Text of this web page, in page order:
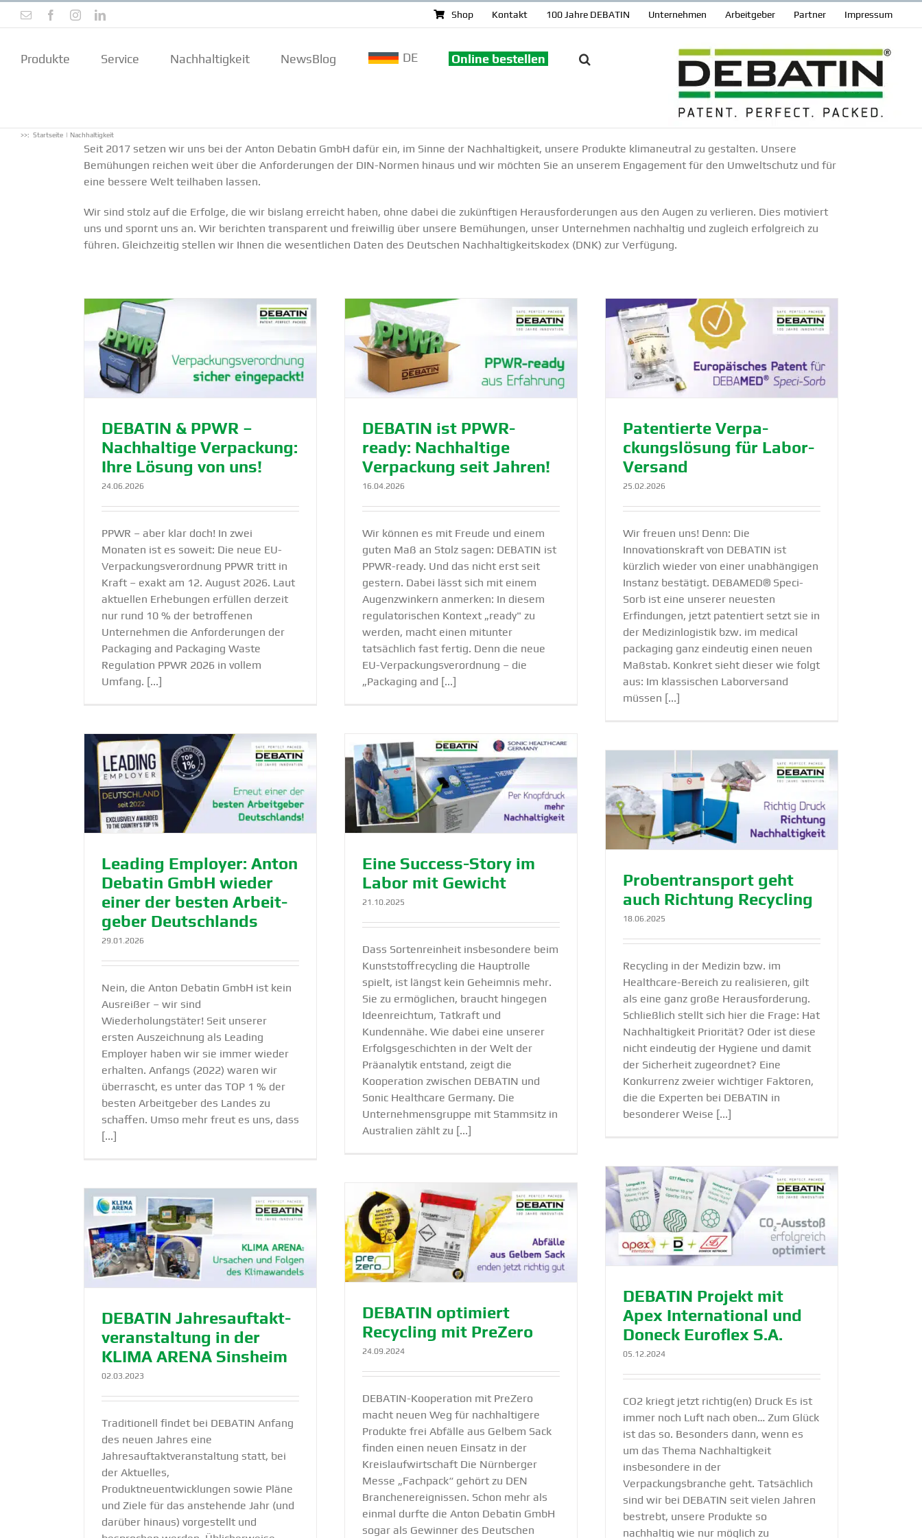
Inhalt
E-
Mail
FacebookInstagramLinkedIn Shop Kontakt 100 Jahre DEBATIN Unter­nehmen Arbeit­geber Partner Impressum
Produkte Service Nachhal­tigkeit NewsBlog DE Online bestellen
>>: Startseite Nachhaltigkeit
Seit 2017 setzen wir uns bei der Anton Debatin GmbH dafür ein, im Sinne der Nachhal­tigkeit, unsere Produkte klima­neutral zu gestalten. Unsere
Bemühungen reichen weit über die Anfor­de­rungen der DIN-Normen hinaus und wir möchten Sie an unserem Engagement für den Umwelt­schutz und für
eine bessere Welt teilhaben lassen.
Wir sind stolz auf die Erfolge, die wir bislang erreicht haben, ohne dabei die zukünf­tigen Heraus­for­de­rungen aus den Augen zu verlieren. Dies motiviert
uns und spornt uns an. Wir berichten trans­parent und freiwillig über unsere Bemühungen, unser Unter­nehmen nachhaltig und zugleich erfolg­reich zu
führen. Gleich­zeitig stellen wir Ihnen die wesent­lichen Daten des Deutschen Nachhal­tig­keits­kodex (DNK) zur Verfügung.
DEBATIN & PPWR –
Nachhaltige Verpa­ckung:
Ihre Lösung von uns!
24.06.2026
PPWR – aber klar doch! In zwei
Monaten ist es soweit: Die neue EU-
Verpackungsverordnung PPWR tritt in
Kraft – exakt am 12. August 2026. Laut
aktuellen Erhebungen erfüllen derzeit
nur rund 10 % der betroffenen
Unternehmen die Anforderungen der
Packaging and Packaging Waste
Regulation PPWR 2026 in vollem
Umfang. [...]
DEBATIN ist PPWR-ready: Nachhaltige
Verpa­ckung seit Jahren!
Lösung Nachhaltigkeit Produkte
DEBATIN ist PPWR-
ready: Nachhaltige
Verpa­ckung seit Jahren!
16.04.2026
Wir können es mit Freude und einem
guten Maß an Stolz sagen: DEBATIN ist
PPWR-ready. Und das nicht erst seit
gestern. Dabei lässt sich mit einem
Augenzwinkern anmerken: In diesem
regulatorischen Kontext „ready" zu
werden, macht einen mitunter
tatsächlich fast fertig. Denn die neue
EU-Verpackungsverordnung – die
„Packaging and [...]
Paten­tierte Verpa­ckungs­lösung für
Labor-Versand
Lösung Nachhaltigkeit Produkte
Paten­tierte Verpa­
ckungs­lösung für Labor-
Versand
25.02.2026
Wir freuen uns! Denn: Die
Innovationskraft von DEBATIN ist
kürzlich wieder von einer unabhängigen
Instanz bestätigt. DEBAMED® Speci-
Sorb ist eine unserer neuesten
Erfindungen, jetzt patentiert setzt sie in
der Medizinlogistik bzw. im medical
packaging ganz eindeutig einen neuen
Maßstab. Konkret sieht dieser wie folgt
aus: Im klassischen Laborversand
müssen [...]
Leading Employer: Anton
Debatin GmbH wieder
einer der besten Arbeit­
geber Deutsch­lands
29.01.2026
Nein, die Anton Debatin GmbH ist kein
Ausreißer – wir sind
Wiederholungstäter! Seit unserer
ersten Auszeichnung als Leading
Employer haben wir sie immer wieder
erhalten. Anfangs (2022) waren wir
überrascht, es unter das TOP 1 % der
besten Arbeitgeber des Landes zu
schaffen. Umso mehr freut es uns, dass
[...]
Eine Success-Story im Labor mit
Gewicht
Lösung Nachhaltigkeit Produkte
Eine Success-Story im
Labor mit Gewicht
21.10.2025
Dass Sortenreinheit insbesondere beim
Kunststoffrecycling die Hauptrolle
spielt, ist längst kein Geheimnis mehr.
Sie zu ermöglichen, braucht hingegen
Ideenreichtum, Tatkraft und
Kundennähe. Wie dabei eine unserer
Erfolgsgeschichten in der Welt der
Präanalytik entstand, zeigt die
Kooperation zwischen DEBATIN und
Sonic Healthcare Germany. Die
Unternehmensgruppe mit Stammsitz in
Australien zählt zu [...]
Proben­transport geht auch Richtung
Recycling
Lösung Nachhaltigkeit Produkte
Proben­transport geht
auch Richtung Recycling
18.06.2025
Recycling in der Medizin bzw. im
Healthcare-Bereich zu realisieren, gilt
als eine ganz große Herausforderung.
Schließlich stellt sich hier die Frage: Hat
Nachhaltigkeit Priorität? Oder ist diese
nicht eindeutig der Hygiene und damit
der Sicherheit zugeordnet? Eine
Konkurrenz zweier wichtiger Faktoren,
die die Experten bei DEBATIN in
besonderer Weise [...]
DEBATIN Pro­jekt mit Apex Inter­na­tio­
nal und Don­eck Euro­flex S.A.
Lösung Nachhaltigkeit Produkte
DEBATIN Pro­jekt mit
Apex Inter­na­tio­nal und
Don­eck Euro­flex S.A.
05.12.2024
CO2 kriegt jetzt richtig(en) Druck Es ist
immer noch Luft nach oben… Zum Glück
ist das so. Besonders dann, wenn es
um das Thema Nachhaltigkeit
insbesondere in der
Verpackungsbranche geht. Tatsächlich
sind wir bei DEBATIN seit vielen Jahren
bestrebt, unsere Produkte so
nachhaltig wie nur möglich zu
DEBATIN optimiert Recycling mit
PreZero
Nachhaltigkeit Produkte
DEBATIN optimiert
Recycling mit PreZero
24.09.2024
DEBATIN-Kooperation mit PreZero
macht neuen Weg für nachhaltigere
Produkte frei Abfälle aus Gelbem Sack
finden einen neuen Einsatz in der
Kreislaufwirtschaft Die Nürnberger
Messe „Fachpack“ gehört zu DEN
Branchenereignissen. Schon mehr als
einmal durfte die Anton Debatin GmbH
sogar als Gewinner des Deutschen
DEBATIN Jahres­auf­takt­
ver­an­staltung in der
KLIMA ARENA Sinsheim
02.03.2023
Traditionell findet bei DEBATIN Anfang
des neuen Jahres eine
Jahresauftaktveranstaltung statt, bei
der Aktuelles,
Produktneuentwicklungen sowie Pläne
und Ziele für das anstehende Jahr (und
darüber hinaus) vorgestellt und